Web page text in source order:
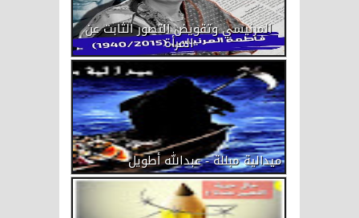
المرنيسي وتقويض التصور الثابت عن
المرأة
ميدالية مبللة - عبدالله أطويل